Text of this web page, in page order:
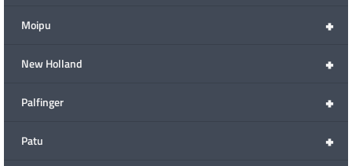
+
Moipu
+
New Holland
+
Palfinger
+
Patu